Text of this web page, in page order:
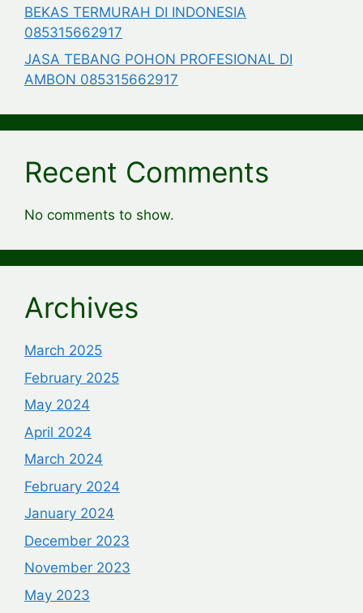
BEKAS TERMURAH DI INDONESIA
085315662917
JASA TEBANG POHON PROFESIONAL DI
AMBON 085315662917
Recent Comments
No comments to show.
Archives
March 2025
February 2025
May 2024
April 2024
March 2024
February 2024
January 2024
December 2023
November 2023
May 2023